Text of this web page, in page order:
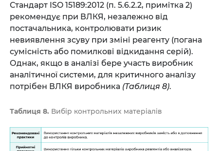
Стандарт ISO 15189:2012 (п. 5.6.2.2, примітка 2)
рекомендує при ВЛКЯ, незалежно від
постачальника, контролювати ризик
невиявлення зсуву при зміні реагенту (погана
сумісність або помилкові відкидання серій).
Однак, якщо в аналізі бере участь виробник
аналітичної системи, для критичного аналізу
потрібен ВЛКЯ виробника (Таблиця 8).
Таблиця 8. Вибір контрольних матеріалів